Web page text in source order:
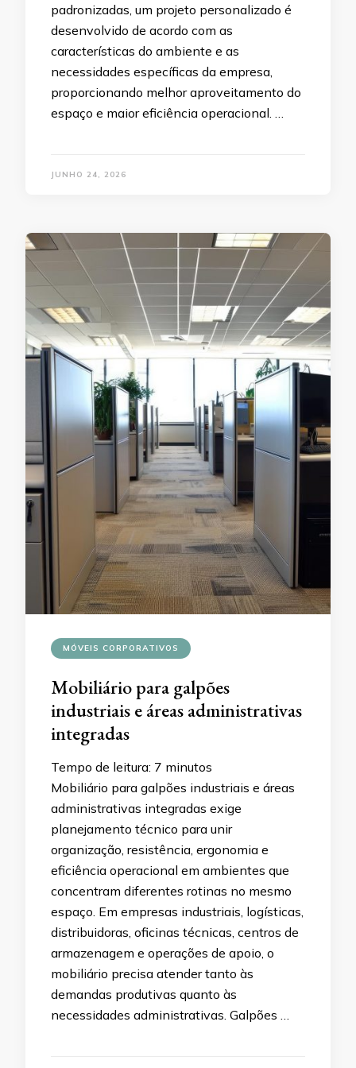
padronizadas, um projeto personalizado é
desenvolvido de acordo com as
características do ambiente e as
necessidades específicas da empresa,
proporcionando melhor aproveitamento do
espaço e maior eficiência operacional. …
JUNHO 24, 2026
MÓVEIS CORPORATIVOS
Mobiliário para galpões
industriais e áreas administrativas
integradas
Tempo de leitura: 7 minutos
Mobiliário para galpões industriais e áreas
administrativas integradas exige
planejamento técnico para unir
organização, resistência, ergonomia e
eficiência operacional em ambientes que
concentram diferentes rotinas no mesmo
espaço. Em empresas industriais, logísticas,
distribuidoras, oficinas técnicas, centros de
armazenagem e operações de apoio, o
mobiliário precisa atender tanto às
demandas produtivas quanto às
necessidades administrativas. Galpões …